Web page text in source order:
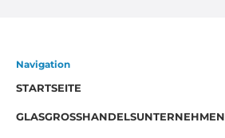
Navigation
STARTSEITE
GLASGROSSHANDELSUNTERNEHMEN